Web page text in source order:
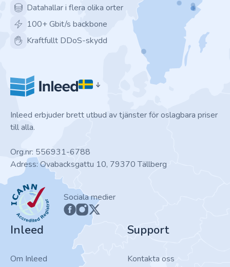
Datahallar i flera olika orter
100+ Gbit/s backbone
Kraftfullt DDoS-skydd
Inleed erbjuder brett utbud av tjänster för oslagbara priser
till alla.
Org.nr: 556931-6788
Adress: Ovabacksgattu 10, 79370 Tällberg
ICANN
Sociala medier
Inleed
Om Inleed
Support
Kontakta oss